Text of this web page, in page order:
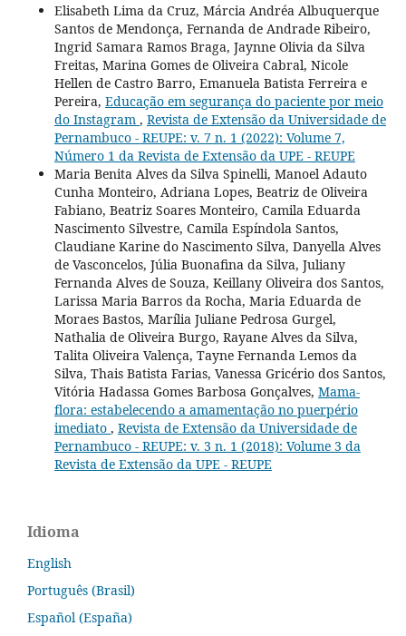
Elisabeth Lima da Cruz, Márcia Andréa Albuquerque
Santos de Mendonça, Fernanda de Andrade Ribeiro,
Ingrid Samara Ramos Braga, Jaynne Olivia da Silva
Freitas, Marina Gomes de Oliveira Cabral, Nicole
Hellen de Castro Barro, Emanuela Batista Ferreira e
Pereira, Educação em segurança do paciente por meio
do Instagram , Revista de Extensão da Universidade de
Pernambuco - REUPE: v. 7 n. 1 (2022): Volume 7,
Número 1 da Revista de Extensão da UPE - REUPE
Maria Benita Alves da Silva Spinelli, Manoel Adauto
Cunha Monteiro, Adriana Lopes, Beatriz de Oliveira
Fabiano, Beatriz Soares Monteiro, Camila Eduarda
Nascimento Silvestre, Camila Espíndola Santos,
Claudiane Karine do Nascimento Silva, Danyella Alves
de Vasconcelos, Júlia Buonafina da Silva, Juliany
Fernanda Alves de Souza, Keillany Oliveira dos Santos,
Larissa Maria Barros da Rocha, Maria Eduarda de
Moraes Bastos, Marília Juliane Pedrosa Gurgel,
Nathalia de Oliveira Burgo, Rayane Alves da Silva,
Talita Oliveira Valença, Tayne Fernanda Lemos da
Silva, Thais Batista Farias, Vanessa Gricério dos Santos,
Vitória Hadassa Gomes Barbosa Gonçalves, Mama-
flora: estabelecendo a amamentação no puerpério
imediato , Revista de Extensão da Universidade de
Pernambuco - REUPE: v. 3 n. 1 (2018): Volume 3 da
Revista de Extensão da UPE - REUPE
Idioma
English
Português (Brasil)
Español (España)